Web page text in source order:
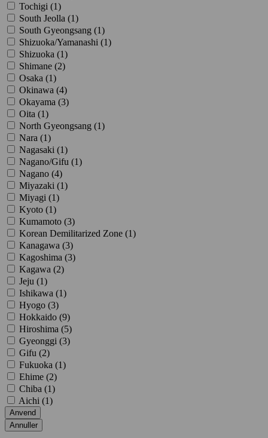
Tochigi (1)
South Jeolla (1)
South Gyeongsang (1)
Shizuoka/Yamanashi (1)
Shizuoka (1)
Shimane (2)
Osaka (1)
Okinawa (4)
Okayama (3)
Oita (1)
North Gyeongsang (1)
Nara (1)
Nagasaki (1)
Nagano/Gifu (1)
Nagano (4)
Miyazaki (1)
Miyagi (1)
Kyoto (1)
Kumamoto (3)
Korean Demilitarized Zone (1)
Kanagawa (3)
Kagoshima (3)
Kagawa (2)
Jeju (1)
Ishikawa (1)
Hyogo (3)
Hokkaido (9)
Hiroshima (5)
Gyeonggi (3)
Gifu (2)
Fukuoka (1)
Ehime (2)
Chiba (1)
Aichi (1)
Anvend
Annuller